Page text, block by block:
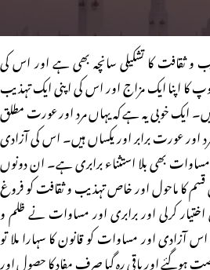
و ثقافت کا تشکیلی سانچہ بھی ہے اور اس کی
اپنا ایک مزاج اور اس کی اپنی ایک تہذیب
ایک خوبی یہ ہے کہ یہاں مرد اور عورت مطلق
اور عورت برابر اور یکساں ہیں۔ اس کی آزادی
بھی بلا استثناء برابری ہے۔ ان دونوں
کا ماحول اور خاص تہذیب و ثقافت کو فروغ
کرلی اور برابری اور مساوات نے ظلم و
اور مساوات کو قانون کا سہارا ملا تو
ہوگئے اور باقی رہ گیا صرف مفاد کا حصول اور